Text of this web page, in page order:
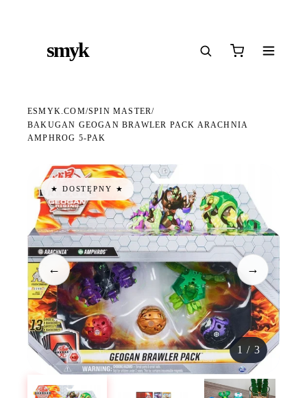
smyk
ESMYK.COM/SPIN MASTER/
BAKUGAN GEOGAN BRAWLER PACK ARACHNIA
AMPHROG 5-PAK
★ DOSTĘPNY ★
← →
1 / 3